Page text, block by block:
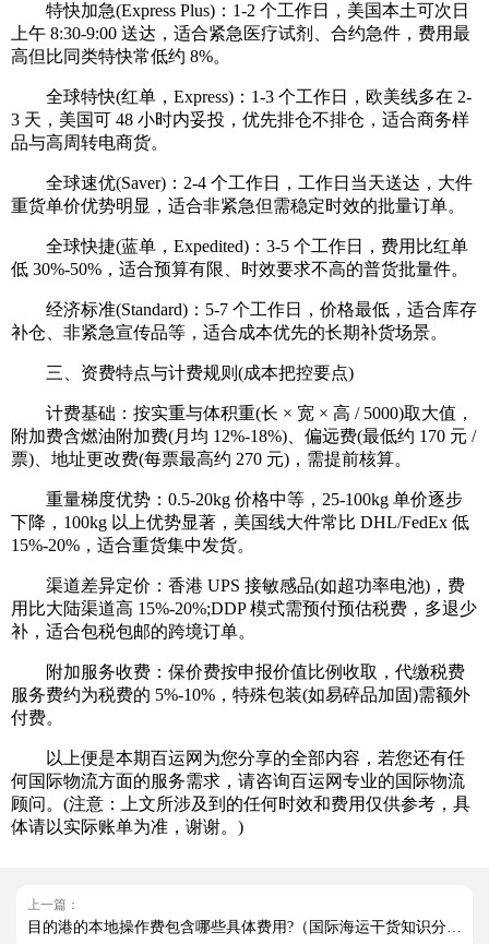
特快加急(Express Plus)：1-2 个工作日，美国本土可次日
上午 8:30-9:00 送达，适合紧急医疗试剂、合约急件，费用最
高但比同类特快常低约 8%。
全球特快(红单，Express)：1-3 个工作日，欧美线多在 2-
3 天，美国可 48 小时内妥投，优先排仓不排仓，适合商务样
品与高周转电商货。
全球速优(Saver)：2-4 个工作日，工作日当天送达，大件
重货单价优势明显，适合非紧急但需稳定时效的批量订单。
全球快捷(蓝单，Expedited)：3-5 个工作日，费用比红单
低 30%-50%，适合预算有限、时效要求不高的普货批量件。
经济标准(Standard)：5-7 个工作日，价格最低，适合库存
补仓、非紧急宣传品等，适合成本优先的长期补货场景。
三、资费特点与计费规则(成本把控要点)
计费基础：按实重与体积重(长 × 宽 × 高 / 5000)取大值，
附加费含燃油附加费(月均 12%-18%)、偏远费(最低约 170 元 /
票)、地址更改费(每票最高约 270 元)，需提前核算。
重量梯度优势：0.5-20kg 价格中等，25-100kg 单价逐步
下降，100kg 以上优势显著，美国线大件常比 DHL/FedEx 低
15%-20%，适合重货集中发货。
渠道差异定价：香港 UPS 接敏感品(如超功率电池)，费
用比大陆渠道高 15%-20%;DDP 模式需预付预估税费，多退少
补，适合包税包邮的跨境订单。
附加服务收费：保价费按申报价值比例收取，代缴税费
服务费约为税费的 5%-10%，特殊包装(如易碎品加固)需额外
付费。
以上便是本期百运网为您分享的全部内容，若您还有任
何国际物流方面的服务需求，请咨询百运网专业的国际物流
顾问。(注意：上文所涉及到的任何时效和费用仅供参考，具
体请以实际账单为准，谢谢。)
上一篇：
目的港的本地操作费包含哪些具体费用?（国际海运干货知识分享）